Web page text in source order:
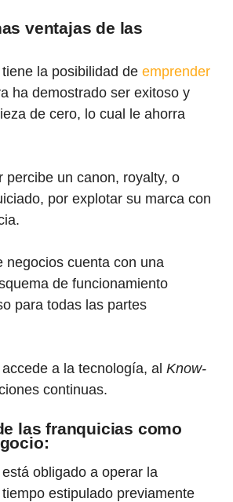
ventajas de las
la posibilidad de emprender
ha demostrado ser exitoso y
de cero, lo cual le ahorra
percibe un canon, royalty, o
por explotar su marca con
negocios cuenta con una
de funcionamiento
para todas las partes
a la tecnología, al Know-
continuas.
las franquicias como
obligado a operar la
estipulado previamente